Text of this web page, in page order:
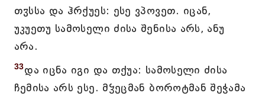
თჳსსა და ჰრქუეს: ესე ვპოვეთ. იცან,
უკუეთუ სამოსელი ძისა შენისა არს, ანუ
არა.
33და იცნა იგი და თქუა: სამოსელი ძისა
ჩემისა არს ესე. მჴეცმან ბოროტმან შეჭამა